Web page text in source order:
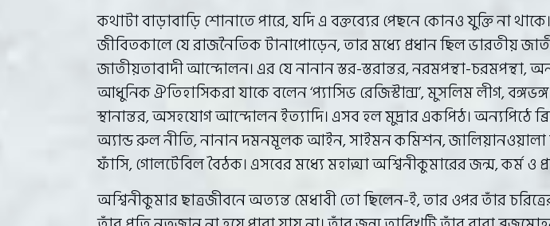
কথাটা বাড়াবাড়ি শোনাতে পারে, যদি এ বক্তব্যের পেছনে কোনও যুক্তি না
জীবিতকালে যে রাজনৈতিক টানাপোড়েন, তার মধ্যে প্রধান ছিল ভারতীয়
জাতীয়তাবাদী আন্দোলন। এর যে নানান স্তর-স্তরান্তর, নরমপন্থা-চরমপন্থা,
আধুনিক ঐতিহাসিকরা যাকে বলেন ‘প্যাসিভ রেজিস্টান্স’, মুসলিম লীগ,
স্থানান্তর, অসহযোগ আন্দোলন ইত্যাদি। এসব হল মুদ্রার একপিঠ। অন্যপিঠে
অ্যান্ড রুল নীতি, নানান দমনমূলক আইন, সাইমন কমিশন, জালিয়ানওয়ালা
ফাঁসি, গোলটেবিল বৈঠক। এসবের মধ্যে মহাত্মা অশ্বিনীকুমারের জন্ম, কর্ম ও
অশ্বিনীকুমার ছাত্রজীবনে অত্যন্ত মেধাবী তো ছিলেন-ই, তার ওপর তাঁর